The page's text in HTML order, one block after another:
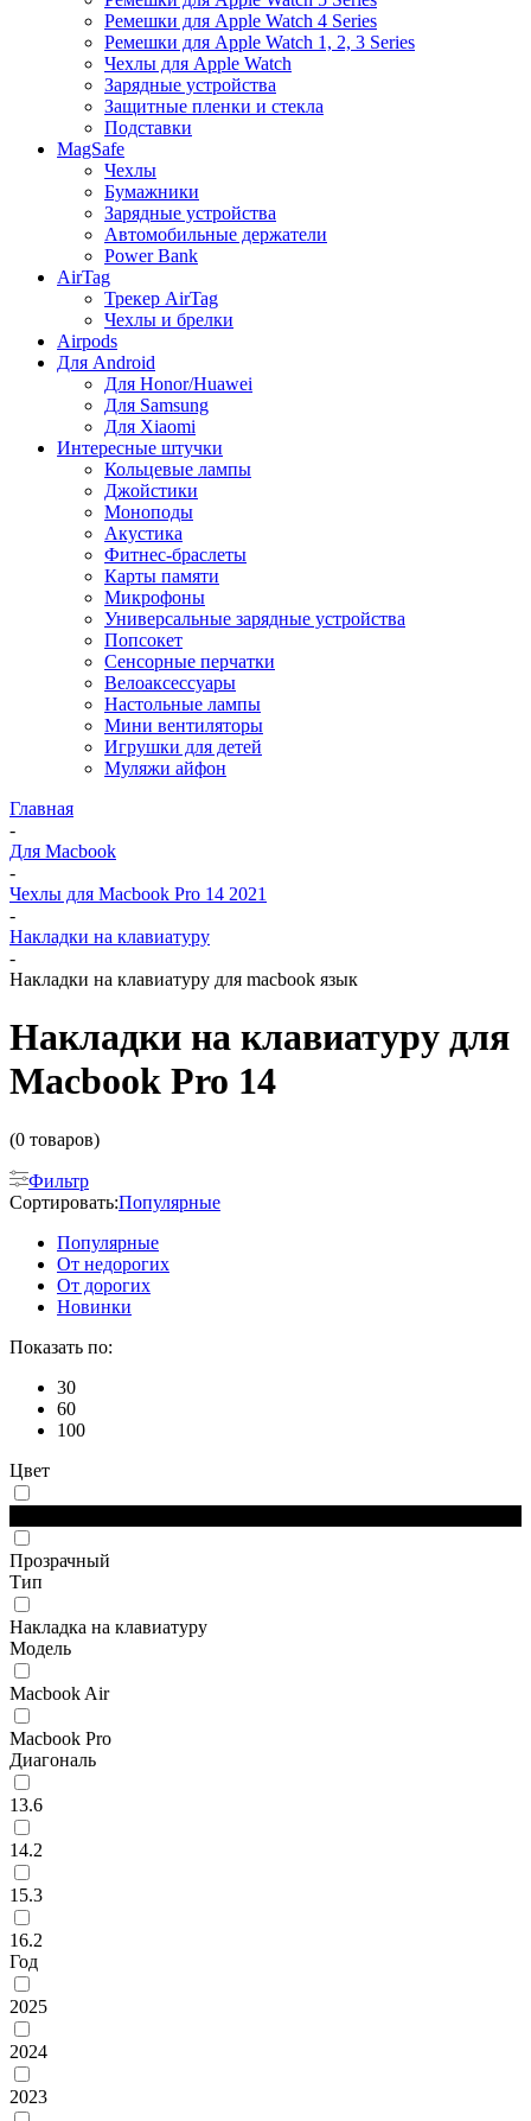
Ремешки для Apple Watch 4 Series
Ремешки для Apple Watch 1, 2, 3 Series
Чехлы для Apple Watch
Зарядные устройства
Защитные пленки и стекла
Подставки
MagSafe
Чехлы
Бумажники
Зарядные устройства
Автомобильные держатели
Power Bank
AirTag
Трекер AirTag
Чехлы и брелки
Airpods
Для Android
Для Honor/Huawei
Для Samsung
Для Xiaomi
Интересные штучки
Кольцевые лампы
Джойстики
Моноподы
Акустика
Фитнес-браслеты
Карты памяти
Микрофоны
Универсальные зарядные устройства
Попсокет
Сенсорные перчатки
Велоаксессуары
Настольные лампы
Мини вентиляторы
Игрушки для детей
Муляжи айфон
Главная
-
Для Macbook
-
Чехлы для Macbook Pro 14 2021
-
Накладки на клавиатуру
-
Накладки на клавиатуру для macbook язык
Накладки на клавиатуру для
Macbook Pro 14
(0 товаров)
Фильтр
Сортировать:Популярные
Популярные
От недорогих
От дорогих
Новинки
Показать по:
30
60
100
Цвет
Прозрачный
Тип
Накладка на клавиатуру
Модель
Macbook Air
Macbook Pro
Диагональ
13.6
14.2
15.3
16.2
Год
2025
2024
2023